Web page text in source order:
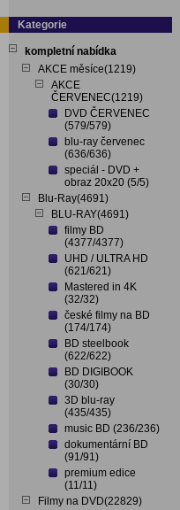
Kategorie
kompletní nabídka
AKCE měsíce(1219)
AKCE
ČERVENEC(1219)
DVD ČERVENEC
(579/579)
blu-ray červenec
(636/636)
speciál - DVD +
obraz 20x20 (5/5)
Blu-Ray(4691)
BLU-RAY(4691)
filmy BD
(4377/4377)
UHD / ULTRA HD
(621/621)
Mastered in 4K
(32/32)
české filmy na BD
(174/174)
BD steelbook
(622/622)
BD DIGIBOOK
(30/30)
3D blu-ray
(435/435)
music BD (236/236)
dokumentární BD
(91/91)
premium edice
(11/11)
Filmy na DVD(22829)